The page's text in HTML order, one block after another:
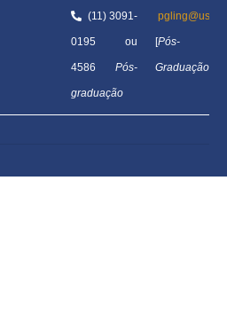
(11) 3091-
0195 ou
4586 Pós-
graduação
[Pós-
Graduação